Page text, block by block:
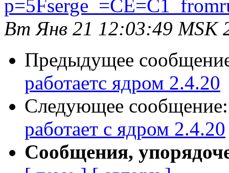
Вт Янв 21 12:03:49 MSK
Предыдущее
работаетс ядром 2.4.20
Следующее
работает с ядром 2.4.20
Сообщения,